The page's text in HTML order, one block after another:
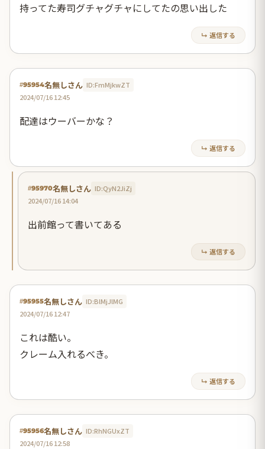
持ってた寿司グチャグチャにしてたの思い出した
↳ 返信する
#95954名無しさん ID:FmMjkwZT
2024/07/16 12:45
配達はウーバーかな？
↳ 返信する
#95970名無しさん ID:QyN2JiZj
2024/07/16 14:04
出前館って書いてある
↳ 返信する
#95955名無しさん ID:BlMjJlMG
2024/07/16 12:47
これは酷い。
クレーム入れるべき。
↳ 返信する
#95956名無しさん ID:RhNGUxZT
2024/07/16 12:58